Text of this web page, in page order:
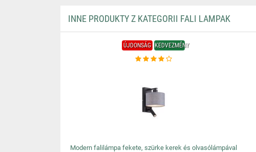
INNE PRODUKTY Z KATEGORII FALI LAMPAK
ÚJDONSÁG KEDVEZMÉNY
Modern falilámpa fekete, szürke kerek és olvasólámpával